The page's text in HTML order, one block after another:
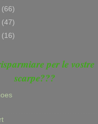
(66)
(47)
(16)
per le vostre
scarpe???